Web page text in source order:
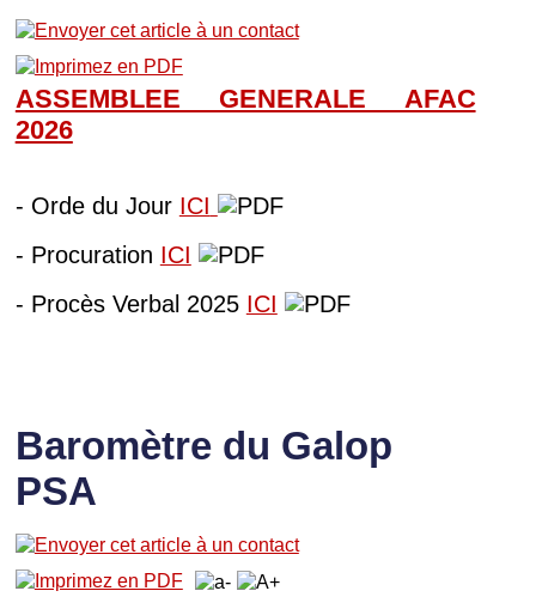
ASSEMBLEE GENERALE AFAC
2026
- Orde du Jour ICI
- Procuration ICI
- Procès Verbal 2025 ICI
Baromètre du Galop
PSA